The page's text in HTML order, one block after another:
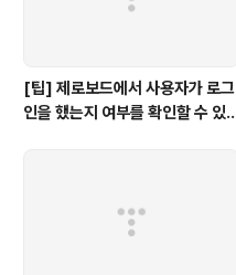
[팁] 제로보드에서 사용자가 로그
인을 했는지 여부를 확인할 수 있